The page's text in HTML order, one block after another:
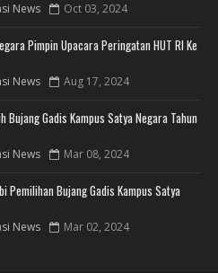
News Oct 03, 2024
Pimpin Upacara Peringatan HUT RI Ke
News Aug 17, 2024
Bujang Gadis Kampus Satya Negara Tahun
News Mar 08, 2024
Pemilihan Bujang Gadis Kampus Satya
News Mar 02, 2024